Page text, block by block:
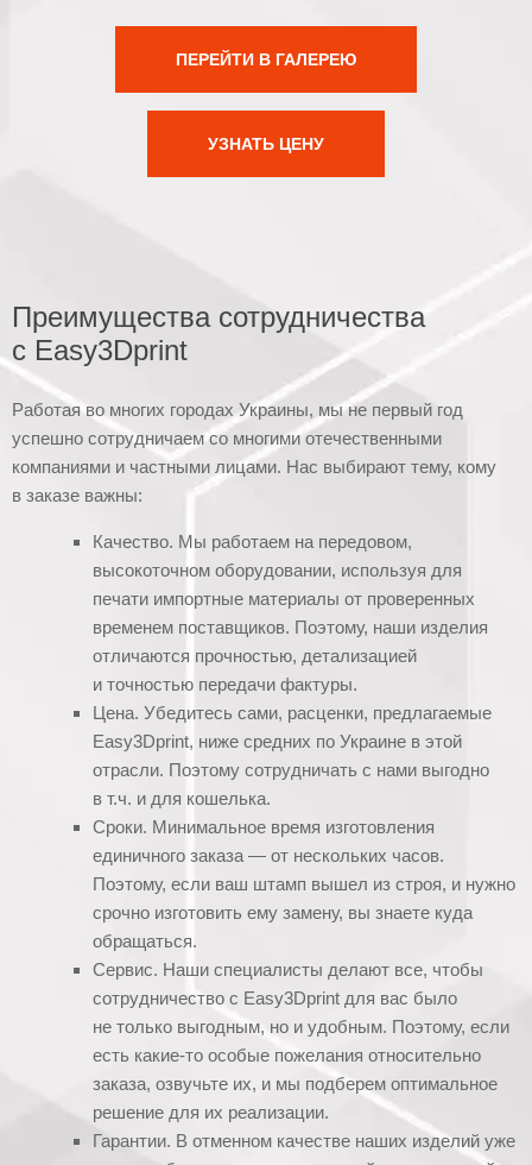
ПЕРЕЙТИ В ГАЛЕРЕЮ
УЗНАТЬ ЦЕНУ
Преимущества сотрудничества
с Easy3Dprint
Работая во многих городах Украины, мы не первый год
успешно сотрудничаем со многими отечественными
компаниями и частными лицами. Нас выбирают тему, кому
в заказе важны:
Качество. Мы работаем на передовом,
высокоточном оборудовании, используя для
печати импортные материалы от проверенных
временем поставщиков. Поэтому, наши изделия
отличаются прочностью, детализацией
и точностью передачи фактуры.
Цена. Убедитесь сами, расценки, предлагаемые
Easy3Dprint, ниже средних по Украине в этой
отрасли. Поэтому сотрудничать с нами выгодно
в т.ч. и для кошелька.
Сроки. Минимальное время изготовления
единичного заказа — от нескольких часов.
Поэтому, если ваш штамп вышел из строя, и нужно
срочно изготовить ему замену, вы знаете куда
обращаться.
Сервис. Наши специалисты делают все, чтобы
сотрудничество с Easy3Dprint для вас было
не только выгодным, но и удобным. Поэтому, если
есть какие-то особые пожелания относительно
заказа, озвучьте их, и мы подберем оптимальное
решение для их реализации.
Гарантии. В отменном качестве наших изделий уже